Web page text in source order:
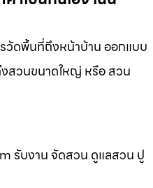
วัดพื้นที่ถึงหน้าบ้าน ออกแบบ
งสวนขนาดใหญ่ หรือ สวน
รับงาน จัดสวน ดูแลสวน ปู